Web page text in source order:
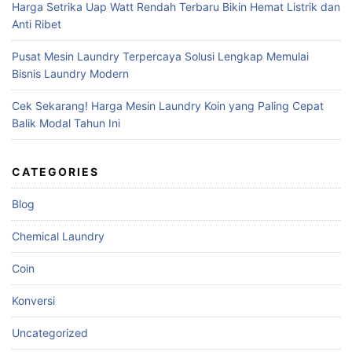
Harga Setrika Uap Watt Rendah Terbaru Bikin Hemat Listrik dan
Anti Ribet
Pusat Mesin Laundry Terpercaya Solusi Lengkap Memulai
Bisnis Laundry Modern
Cek Sekarang! Harga Mesin Laundry Koin yang Paling Cepat
Balik Modal Tahun Ini
CATEGORIES
Blog
Chemical Laundry
Coin
Konversi
Uncategorized